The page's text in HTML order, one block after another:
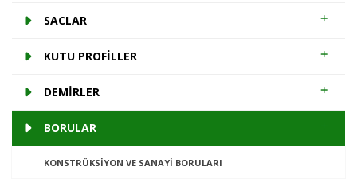
SACLAR
KUTU PROFİLLER
DEMİRLER
BORULAR
KONSTRÜKSIYON VE SANAYI BORULARI